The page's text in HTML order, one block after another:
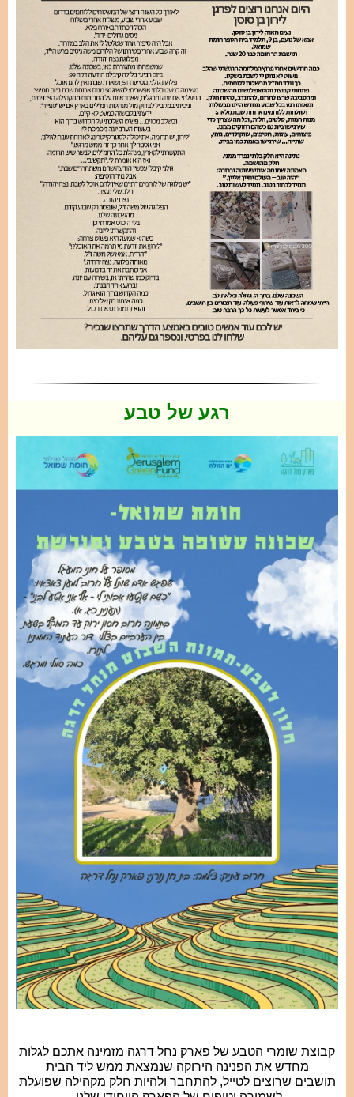
רגע של טבע
קבוצת שומרי הטבע של פארק נחל דרגה מזמינה אתכם לגלות
מחדש את הפנינה הירוקה שנמצאת ממש ליד הבית
תושבים שרוצים לטייל, להתחבר ולהיות חלק מקהילה שפועלת